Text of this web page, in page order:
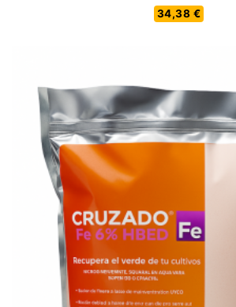
34,38 €